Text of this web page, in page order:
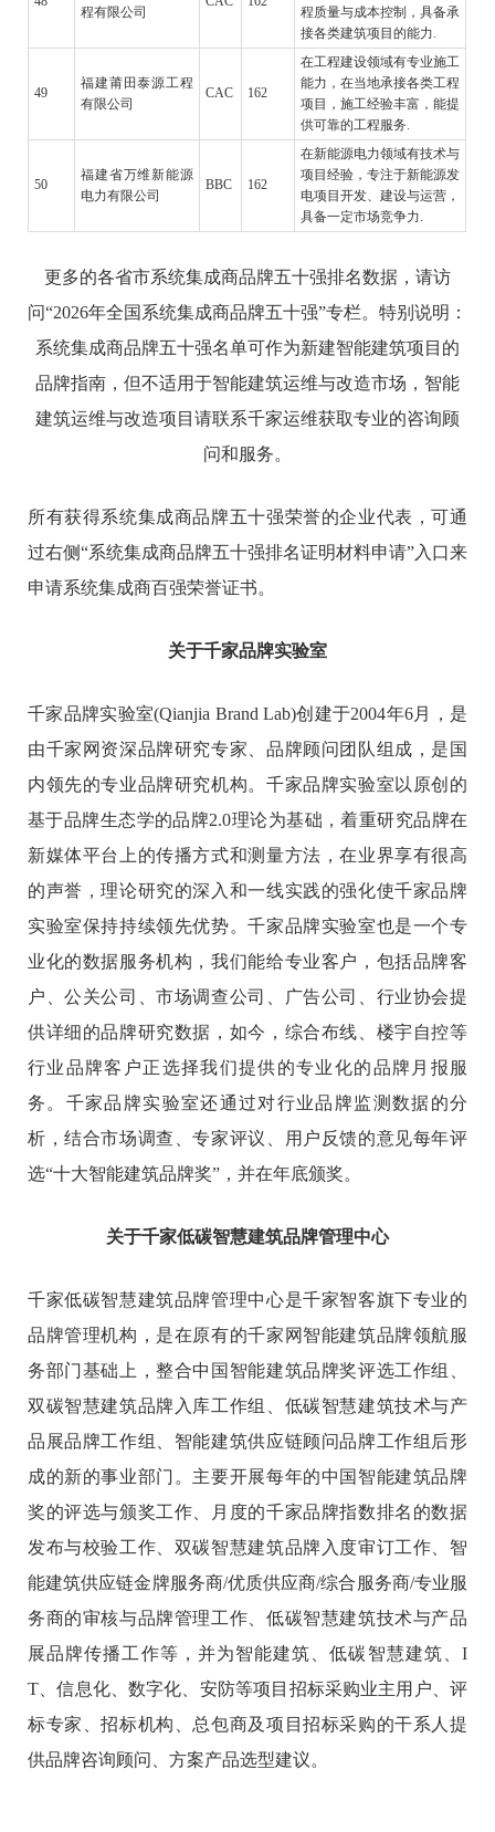
程有限公司
程质量与成本控制，具备承
接各类建筑项目的能力.
49
福建莆田泰源工程
有限公司
CAC 162
在工程建设领域有专业施工
能力，在当地承接各类工程
项目，施工经验丰富，能提
供可靠的工程服务.
50
福建省万维新能源
电力有限公司
BBC 162
在新能源电力领域有技术与
项目经验，专注于新能源发
电项目开发、建设与运营，
具备一定市场竞争力.
更多的各省市系统集成商品牌五十强排名数据，请访
问“2026年全国系统集成商品牌五十强”专栏。特别说明：
系统集成商品牌五十强名单可作为新建智能建筑项目的
品牌指南，但不适用于智能建筑运维与改造市场，智能
建筑运维与改造项目请联系千家运维获取专业的咨询顾
问和服务。
所有获得系统集成商品牌五十强荣誉的企业代表，可通
过右侧“系统集成商品牌五十强排名证明材料申请”入口来
申请系统集成商百强荣誉证书。
关于千家品牌实验室
千家品牌实验室(Qianjia Brand Lab)创建于2004年6月，是
由千家网资深品牌研究专家、品牌顾问团队组成，是国
内领先的专业品牌研究机构。千家品牌实验室以原创的
基于品牌生态学的品牌2.0理论为基础，着重研究品牌在
新媒体平台上的传播方式和测量方法，在业界享有很高
的声誉，理论研究的深入和一线实践的强化使千家品牌
实验室保持持续领先优势。千家品牌实验室也是一个专
业化的数据服务机构，我们能给专业客户，包括品牌客
户、公关公司、市场调查公司、广告公司、行业协会提
供详细的品牌研究数据，如今，综合布线、楼宇自控等
行业品牌客户正选择我们提供的专业化的品牌月报服
务。千家品牌实验室还通过对行业品牌监测数据的分
析，结合市场调查、专家评议、用户反馈的意见每年评
选“十大智能建筑品牌奖”，并在年底颁奖。
关于千家低碳智慧建筑品牌管理中心
千家低碳智慧建筑品牌管理中心是千家智客旗下专业的
品牌管理机构，是在原有的千家网智能建筑品牌领航服
务部门基础上，整合中国智能建筑品牌奖评选工作组、
双碳智慧建筑品牌入库工作组、低碳智慧建筑技术与产
品展品牌工作组、智能建筑供应链顾问品牌工作组后形
成的新的事业部门。主要开展每年的中国智能建筑品牌
奖的评选与颁奖工作、月度的千家品牌指数排名的数据
发布与校验工作、双碳智慧建筑品牌入度审订工作、智
能建筑供应链金牌服务商/优质供应商/综合服务商/专业服
务商的审核与品牌管理工作、低碳智慧建筑技术与产品
展品牌传播工作等，并为智能建筑、低碳智慧建筑、I
T、信息化、数字化、安防等项目招标采购业主用户、评
标专家、招标机构、总包商及项目招标采购的干系人提
供品牌咨询顾问、方案产品选型建议。